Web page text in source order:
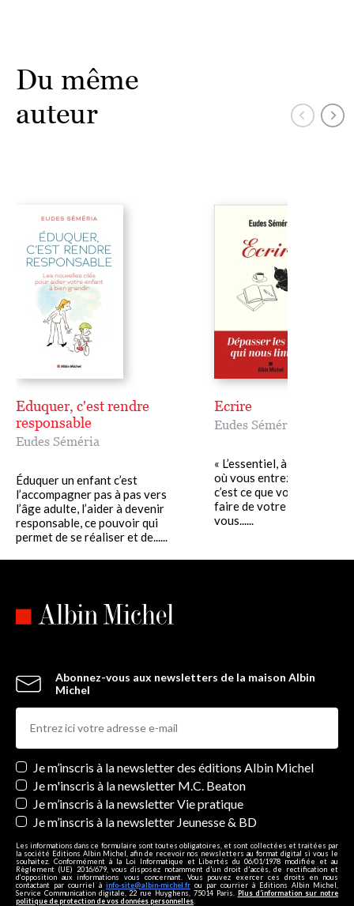
Du même
auteur
Eduquer, c'est rendre
responsable
Eudes Séméria
Éduquer un enfant c’est
l’accompagner pas à pas vers
l’âge adulte, l’aider à devenir
responsable, ce pouvoir qui
permet de se réaliser et de......
Ecrire
Eudes Séméria
« L’essentiel, à partir du
où vous entrez dans ce
c’est ce que vous
faire de votre désir
vous......
Abonnez-vous aux newsletters de la maison Albin
Michel
Newsletters
Je m’inscris à la newsletter des éditions Albin Michel
Je m'inscris à la newsletter M.C. Beaton
Je m’inscris à la newsletter Vie pratique
Je m’inscris à la newsletter Jeunesse & BD
Les informations dans ce formulaire sont toutes obligatoires, et sont collectées et traitées par
la société Editions Albin Michel, afin de recevoir nos newsletters au format digital si vous le
souhaitez. Conformément à la Loi Informatique et Libertés du 06/01/1978 modifiée et au
Règlement (UE) 2016/679, vous disposez notamment d'un droit d'accès, de rectification et
d’opposition aux informations vous concernant. Vous pouvez exercer ces droits en nous
contactant par courriel à info-site@albin-michel.fr ou par courrier à Editions Albin Michel,
Service Communication digitale, 22 rue Huyghens, 75014 Paris. Plus d’information sur notre
politique de protection de vos données personnelles